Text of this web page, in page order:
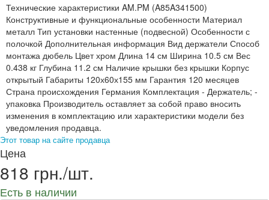
Технические характеристики AM.PM (A85A341500)
Конструктивные и функциональные особенности Материал
металл Тип установки настенные (подвесной) Особенности с
полочкой Дополнительная информация Вид держатели Способ
монтажа дюбель Цвет хром Длина 14 см Ширина 10.5 см Вес
0.438 кг Глубина 11.2 см Наличие крышки без крышки Корпус
открытый Габариты 120х60х155 мм Гарантия 120 месяцев
Страна происхождения Германия Комплектация - Держатель; -
упаковка Производитель оставляет за собой право вносить
изменения в комплектацию или характеристики модели без
уведомления продавца.
Этот товар на сайте продавца
Цена
818 грн./шт.
Есть в наличии